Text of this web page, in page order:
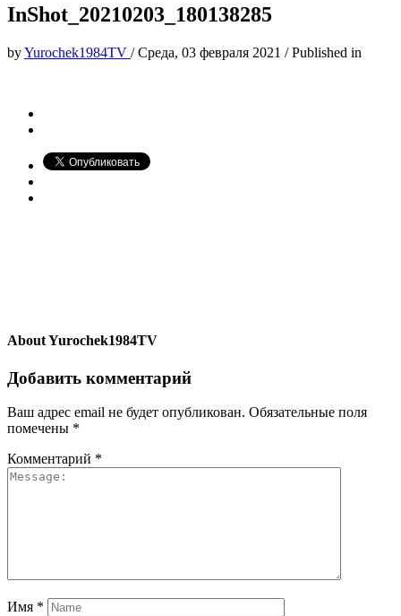
InShot_20210203_180138285
byYurochek1984TV /Среда, 03 февраля 2021 /Published in
AboutYurochek1984TV
Добавить комментарий
Ваш адрес email не будет опубликован. Обязательные поля
помечены *
Комментарий *
Имя *